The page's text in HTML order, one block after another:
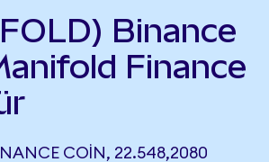
Binance
Finance
COIN, 22.548,2080